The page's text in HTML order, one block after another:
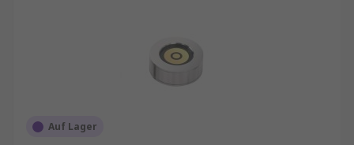
Auf Lager